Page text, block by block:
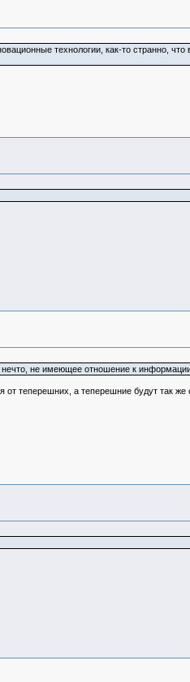
технологии, как-то странно, что
не имеющее отношение к
от теперешних, а теперешние будут так